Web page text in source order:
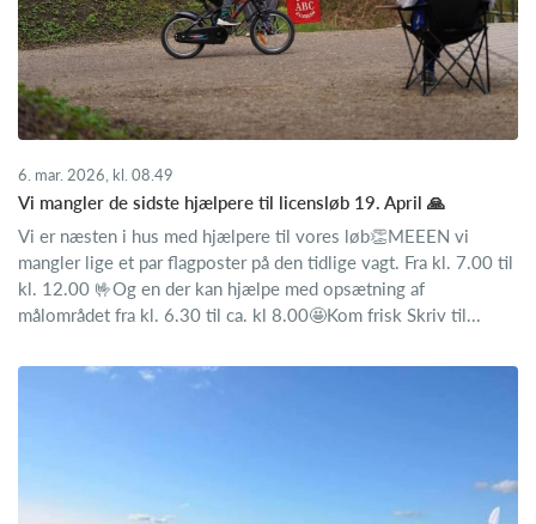
6. mar. 2026, kl. 08.49
Vi mangler de sidste hjælpere til licensløb 19. April 🙏
Vi er næsten i hus med hjælpere til vores løb👏MEEEN vi
mangler lige et par flagposter på den tidlige vagt. Fra kl. 7.00 til
kl. 12.00 🤟Og en der kan hjælpe med opsætning af
målområdet fra kl. 6.30 til ca. kl 8.00🤩Kom frisk Skriv til...